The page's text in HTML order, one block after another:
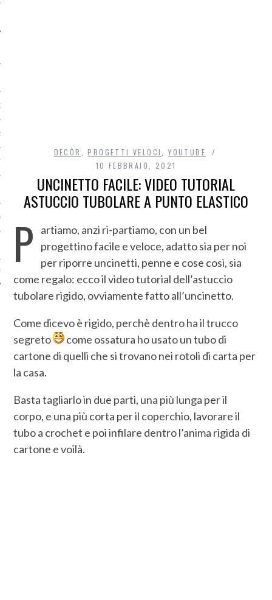
DI ACCESSO AI DATI
DECÒR ,PROGETTI VELOCI ,YOUTUBE
10 FEBBRAIO, 2021
UNCINETTO FACILE: VIDEO TUTORIAL
ASTUCCIO TUBOLARE A PUNTO ELASTICO
P
artiamo, anzi ri-partiamo, con un bel
progettino facile e veloce, adatto sia per noi
per riporre uncinetti, penne e cose così, sia
come regalo: ecco il video tutorial dell’astuccio
tubolare rigido, ovviamente fatto all’uncinetto.
Come dicevo è rigido, perchè dentro ha il trucco
segreto
come ossatura ho usato un tubo di
cartone di quelli che si trovano nei rotoli di carta per
la casa.
Basta tagliarlo in due parti, una più lunga per il
corpo, e una più corta per il coperchio, lavorare il
tubo a crochet e poi infilare dentro l’anima rigida di
cartone e voilà.